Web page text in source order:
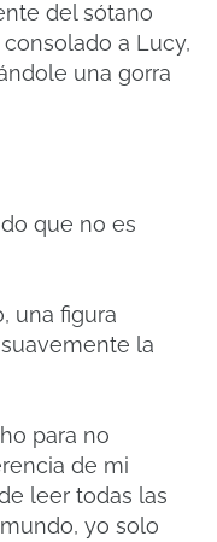
del sótano
a Lucy,
una gorra
que no es
una figura
la
para no
de mi
leer todas las
yo solo